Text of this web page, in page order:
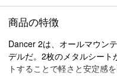
商品の特徴
Dancer 2は、オールマウン
デルだ。2枚のメタルシート
トすることで軽さと安定感